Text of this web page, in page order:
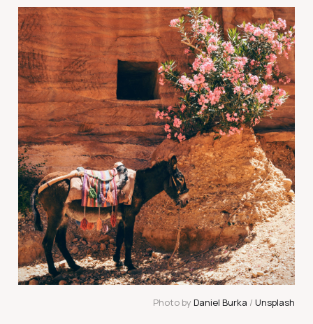
Photo by Daniel Burka / Unsplash